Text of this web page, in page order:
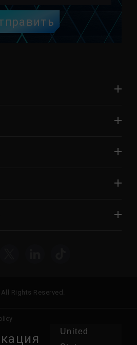
Rights Reserved.
United